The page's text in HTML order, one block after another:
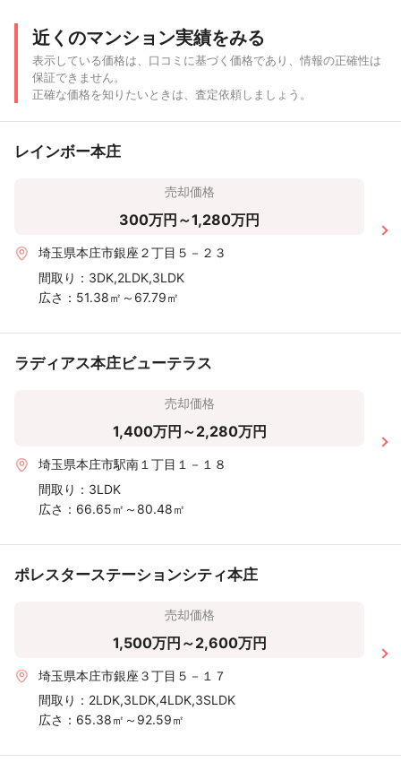
近くのマンション実績をみる
表示している価格は、口コミに基づく価格であり、情報の正確性は
保証できません。
正確な価格を知りたいときは、査定依頼しましょう。
レインボー本庄
売却価格
300万円～1,280万円
埼玉県本庄市銀座２丁目５－２３
間取り： 3DK,2LDK,3LDK
広さ： 51.38㎡～67.79㎡
ラディアス本庄ビューテラス
売却価格
1,400万円～2,280万円
埼玉県本庄市駅南１丁目１－１８
間取り： 3LDK
広さ： 66.65㎡～80.48㎡
ポレスターステーションシティ本庄
売却価格
1,500万円～2,600万円
埼玉県本庄市銀座３丁目５－１７
間取り： 2LDK,3LDK,4LDK,3SLDK
広さ： 65.38㎡～92.59㎡